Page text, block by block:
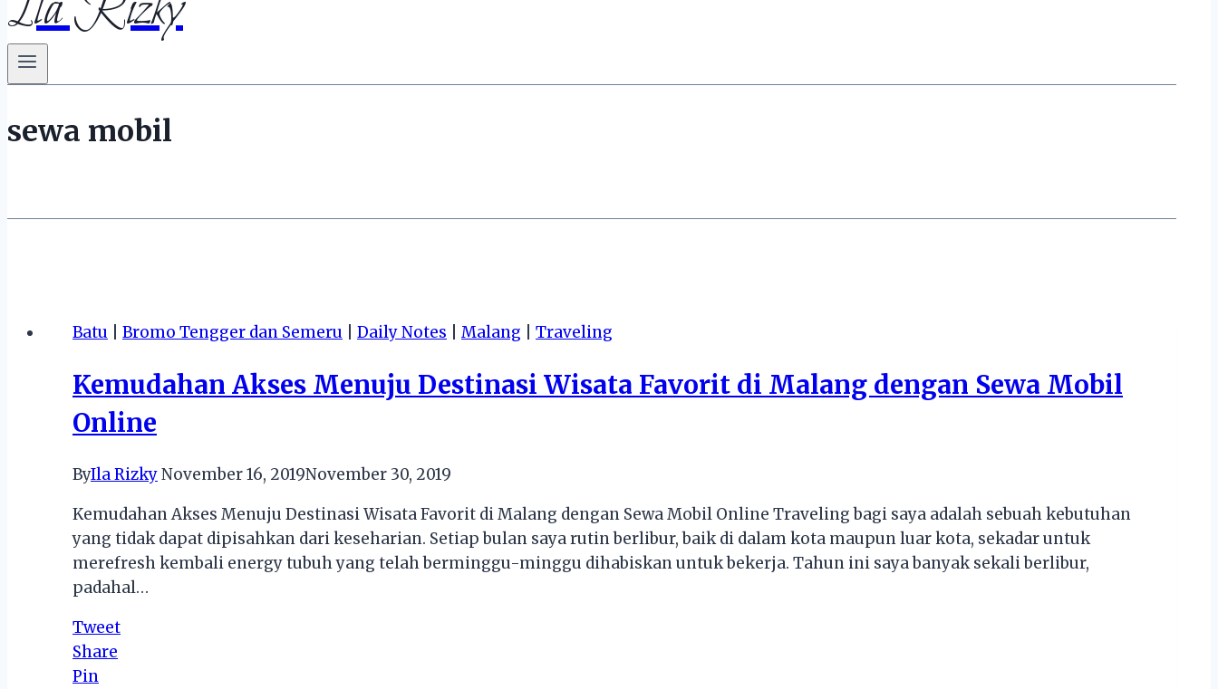
sewa mobil
Batu Bromo Tengger dan Semeru Daily Notes Malang Traveling
Kemudahan Akses Menuju Destinasi Wisata Favorit di Malang dengan Sewa Mobil
Online
ByIla RizkyNovember 16, 2019November 30, 2019
Kemudahan Akses Menuju Destinasi Wisata Favorit di Malang dengan Sewa Mobil Online Traveling bagi saya adalah sebuah kebutuhan
yang tidak dapat dipisahkan dari keseharian. Setiap bulan saya rutin berlibur, baik di dalam kota maupun luar kota, sekadar untuk
merefresh kembali energy tubuh yang telah berminggu-minggu dihabiskan untuk bekerja. Tahun ini saya banyak sekali berlibur,
padahal…
Tweet
Share
Pin